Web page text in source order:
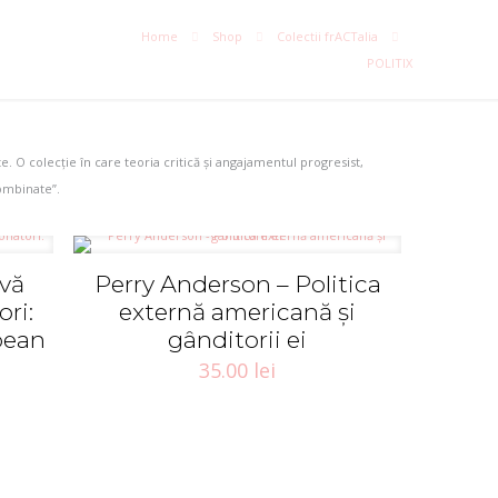
Home Shop
Colectii frACTalia
POLITIX
O colecție în care teoria critică și angajamentul progresist,
Perry Anderson – Politica
externă americană şi
gânditorii ei
35.00 lei